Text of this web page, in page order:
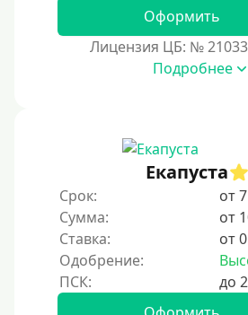
Оформить
Лицензия ЦБ: №
Подробнее
Екапуста
Срок:
от
Сумма:
от
Ставка:
от
Одобрение: